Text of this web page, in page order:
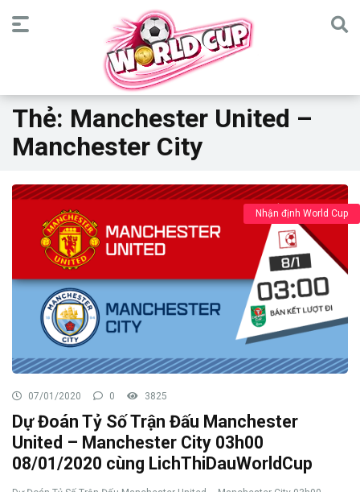
Thẻ: Manchester United –
Manchester City
Nhận định World Cup
07/01/2020 0 3825
Dự Đoán Tỷ Số Trận Đấu Manchester
United – Manchester City 03h00
08/01/2020 cùng LichThiDauWorldCup